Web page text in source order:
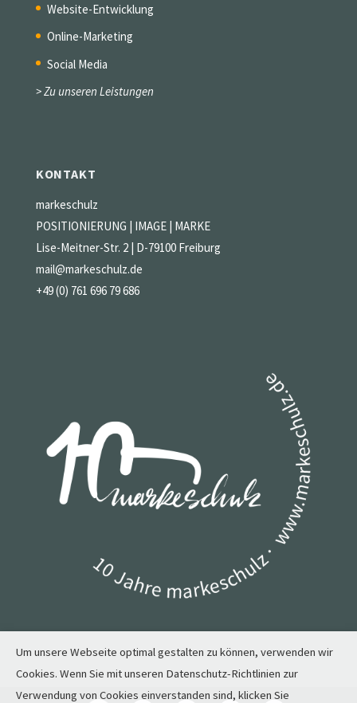
Website-Entwicklung
Online-Marketing
Social Media
> Zu unseren Leistungen
KONTAKT
markeschulz
POSITIONIERUNG | IMAGE | MARKE
Lise-Meitner-Str. 2 | D-79100 Freiburg
mail@markeschulz.de
+49 (0) 761 696 79 686
Um unsere Webseite optimal gestalten zu können, verwenden wir
Cookies. Wenn Sie mit unseren Datenschutz-Richtlinien zur
Verwendung von Cookies einverstanden sind, klicken Sie